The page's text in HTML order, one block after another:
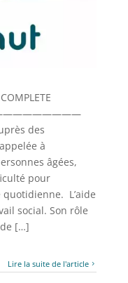
des
à
âgées,
pour
L’aide
social. Son rôle
[…]
Lire la suite de l'article